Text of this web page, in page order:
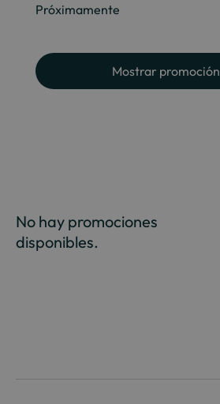
Próximamente
Mostrar promoción
No hay promociones
disponibles.